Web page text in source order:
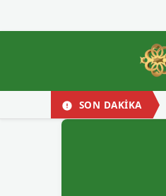
SON DAKİKA